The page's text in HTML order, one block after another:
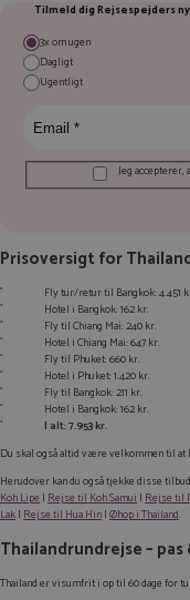
Tilmeld dig Rejsespejders
3x om ugen
Dagligt
Ugentligt
Jeg
Prisoversigt for
Fly tur/retur til Bangkok: 4.451
Hotel i Bangkok: 162 kr.
Fly til Chiang Mai: 240 kr.
Hotel i Chiang Mai: 647 kr.
Fly til Phuket: 660 kr.
Hotel i Phuket: 1.420 kr.
Fly til Bangkok: 211 kr.
Hotel i Bangkok: 162 kr.
I alt: 7.953 kr.
Du skal også altid være velkommen til at
Herudover kan du også tjekke disse
Koh Lipe|Rejse til Koh Samui|Rejse til
Lak|Rejse til Hua Hin|Øhop i Thailand.
Thailandrundrejse – pas
Thailand er visumfrit i op til 60 dage for